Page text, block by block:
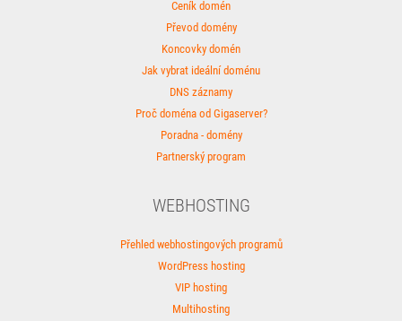
Ceník domén
Převod domény
Koncovky domén
Jak vybrat ideální doménu
DNS záznamy
Proč doména od Gigaserver?
Poradna - domény
Partnerský program
WEBHOSTING
Přehled webhostingových programů
WordPress hosting
VIP hosting
Multihosting